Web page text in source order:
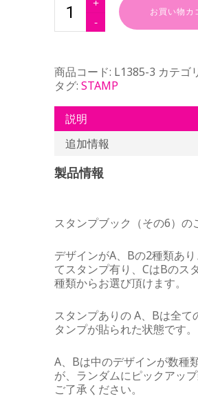
お買い物カ
商品コード: L1385-3 カテゴ
タグ: STAMP
説明
追加情報
製品情報
スタンプブック（その6）の
デザインがA、Bの2種類あ
てスタンプ有り、CはBのス
種類からお選び頂けます。
スタンプありの A、Bは全て
タンプが貼られた状態です。
A、Bは中のデザインが数種
が、ランダムにピックアッ
ご了承ください。